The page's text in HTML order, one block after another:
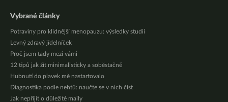
Vybrané články
Potraviny pro klidnější menopauzu: výsledky studií
Levný zdravý jídelníček
Proč jsem tady mezi vámi
12 tipů jak žít minimalisticky a soběstačně
Hubnutí do plavek mě nastartovalo
Diagnostika podle nehtů: naučte se v nich číst
Jak nepřijít o důležité maily